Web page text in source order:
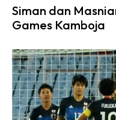
Siman dan
Games Kamboja